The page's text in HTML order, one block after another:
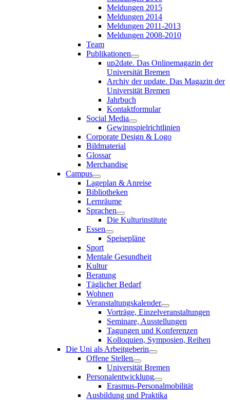
Meldungen 2015
Meldungen 2014
Meldungen 2011-2013
Meldungen 2008-2010
Team
Publikationen
up2date. Das Onlinemagazin der
Universität Bremen
Archiv der update. Das Magazin der
Universität Bremen
Jahrbuch
Kontaktformular
Social Media
Gewinnspielrichtlinien
Corporate Design & Logo
Bildmaterial
Glossar
Merchandise
Campus
Lageplan & Anreise
Bibliotheken
Lernräume
Sprachen
Die Kulturinstitute
Essen
Speisepläne
Sport
Mentale Gesundheit
Kultur
Beratung
Täglicher Bedarf
Wohnen
Veranstaltungskalender
Vorträge, Einzelveranstaltungen
Seminare, Ausstellungen
Tagungen und Konferenzen
Kolloquien, Symposien, Reihen
Die Uni als Arbeitgeberin
Offene Stellen
Universität Bremen
Personalentwicklung
Erasmus-Personalmobilität
Ausbildung und Praktika